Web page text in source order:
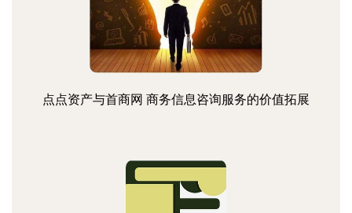
点点资产与首商网 商务信息咨询服务的价值拓展